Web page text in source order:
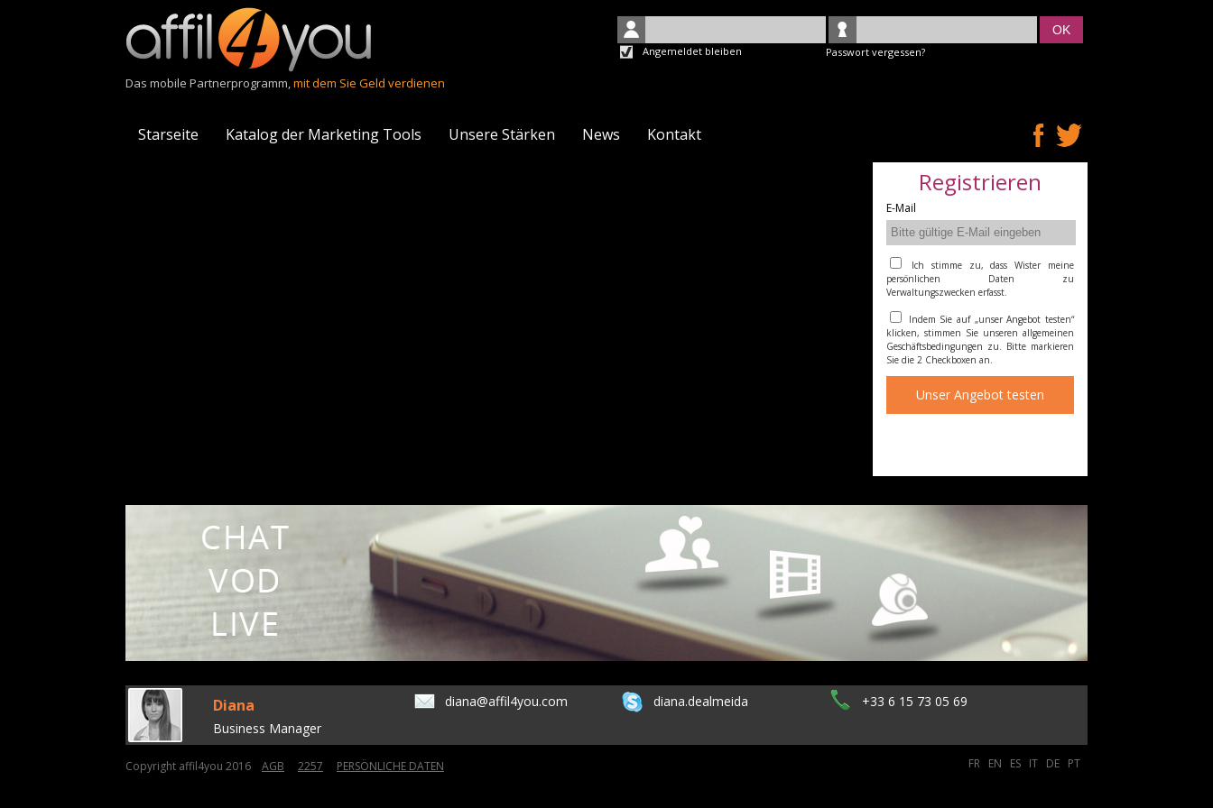
Das mobile Partnerprogramm,mit dem Sie Geld verdienen
OK
Angemeldet bleiben Passwort vergessen?
Starseite Katalog der Marketing Tools Unsere Stärken News Kontakt
Registrieren
E-Mail
Ich stimme zu, dass Wister meine
persönlichen Daten zu
Verwaltungszwecken erfasst.
Indem Sie auf „unser Angebot testen“
klicken, stimmen Sie unseren allgemeinen
Geschäftsbedingungen zu. Bitte markieren
Sie die 2 Checkboxen an.
Diana
Business Manager
diana@affil4you.com diana.dealmeida +33 6 15 73 05 69
Copyright affil4you 2016 AGB 2257 PERSÖNLICHE DATEN FR EN ES IT DE PT